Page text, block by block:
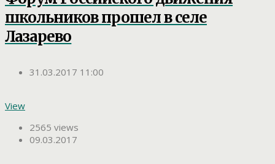
школьников прошел в селе
Лазарево
31.03.2017 11:00
View
2565 views
09.03.2017